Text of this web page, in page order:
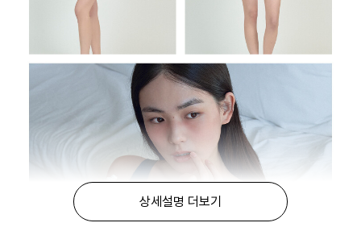
상세설명 더보기